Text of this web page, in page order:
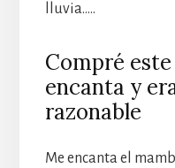
lluvia…..
Compré
encanta y
razonable
Me encanta el